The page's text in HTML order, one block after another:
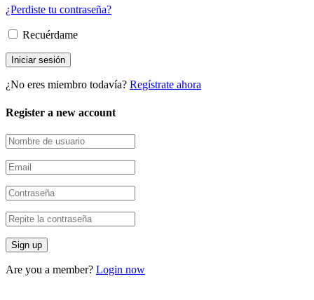
¿Perdiste tu contraseña?
Recuérdame
¿No eres miembro todavía? Regístrate ahora
Register a new account
Are you a member? Login now